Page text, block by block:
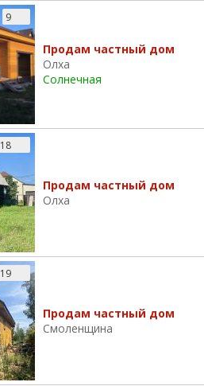
9
Продам частный дом
Олха
Солнечная
18
Продам частный дом
Олха
19
Продам частный дом
Смоленщина